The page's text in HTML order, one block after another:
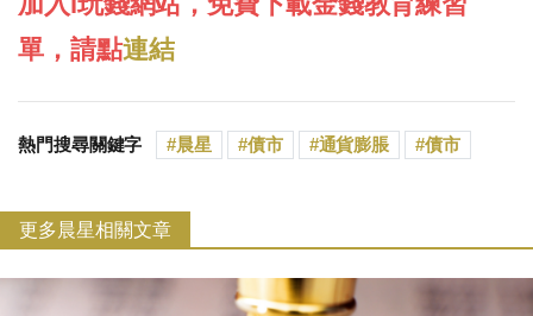
單，請點連結
熱門搜尋關鍵字 晨星 債市 通貨膨脹 債市
更多晨星相關文章